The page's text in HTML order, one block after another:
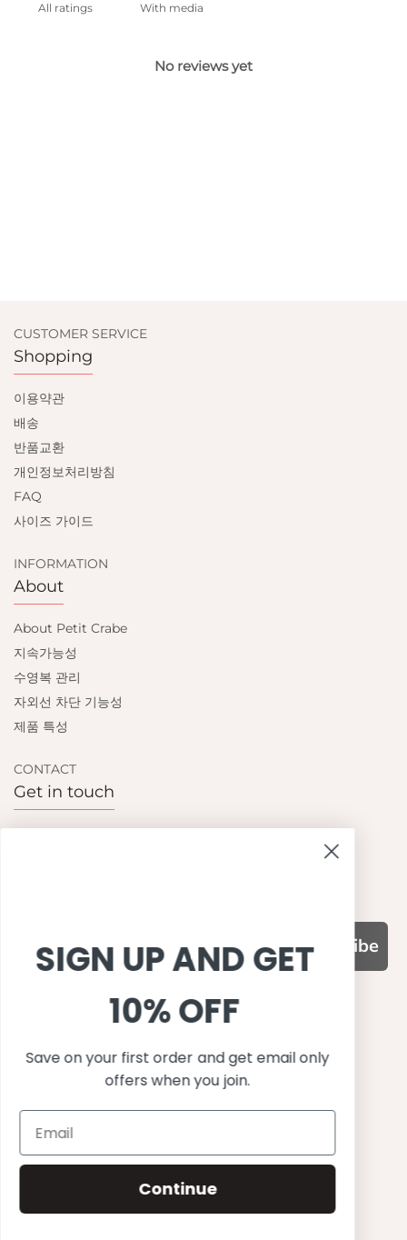
With media
No reviews yet
CUSTOMER SERVICE
Shopping
이용약관
배송
반품교환
개인정보처리방침
FAQ
사이즈 가이드
INFORMATION
About
About Petit Crabe
지속가능성
수영복 관리
자외선 차단 기능성
제품 특성
CONTACT
Get in touch
Subscribe
WHY CHOOSE US?
기능성과 품질, 그리고 디자인
UPF 50+ 최고 수준 UV 차단 성능
이탈리아산 최고급 원단과 소재 사용
환경을 생각하는 지속가능한 제품
유럽에서 생산된, 스칸디나비안 디자인
스타일리시함과 정교함
SIGN UP AND GET
10% OFF
Save on your first order and get email only
offers when you join.
Continue